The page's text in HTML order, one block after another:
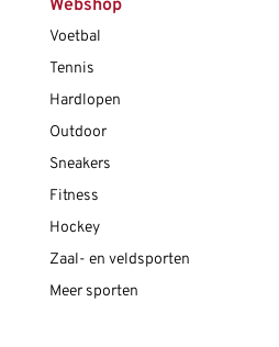
Webshop
Voetbal
Tennis
Hardlopen
Outdoor
Sneakers
Fitness
Hockey
Zaal- en veldsporten
Meer sporten